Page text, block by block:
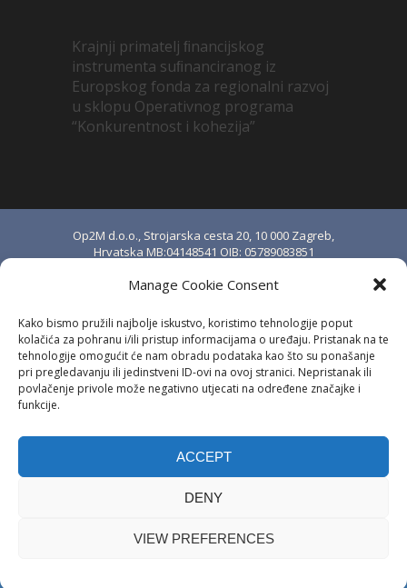
Manage Cookie Consent
Kako bismo pružili najbolje iskustvo, koristimo tehnologije poput
kolačića za pohranu i/ili pristup informacijama o uređaju. Pristanak na te
tehnologije omogućit će nam obradu podataka kao što su ponašanje
pri pregledavanju ili jedinstveni ID-ovi na ovoj stranici. Nepristanak ili
povlačenje privole može negativno utjecati na određene značajke i
funkcije.
ACCEPT
DENY
VIEW PREFERENCES
Krajnji primatelj ﬁnancijskog
instrumenta suﬁnanciranog iz
Europskog fonda za regionalni razvoj
u sklopu Operativnog programa
“Konkurentnost i kohezija”
Op2M d.o.o., Strojarska cesta 20, 10 000 Zagreb,
Hrvatska MB:04148541 OIB: 05789083851
Zagrebu pod brojem MBS: 080888976.
u cijelosti. Osnivač i jedini član društva: Stjepan
Anić.
IBAN: HR8324020061100684694 kod
Erste&Steiermärkische Bank d.d., Zagreb, OIB:
Copyright © 2026 | Op2M d.o.o. | Sva